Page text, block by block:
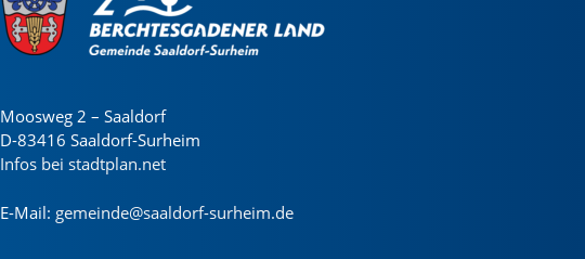
Moosweg 2 – Saaldorf
D-83416 Saaldorf-Surheim
Infos bei stadtplan.net
E-Mail: gemeinde@saaldorf-surheim.de